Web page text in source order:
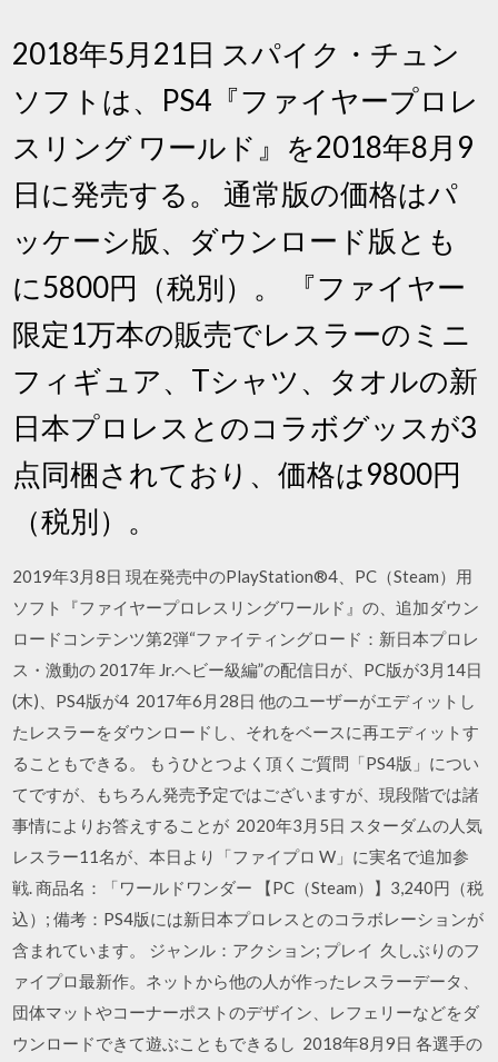
2018年5月21日 スパイク・チュン
ソフトは、PS4『ファイヤープロレ
スリング ワールド』を2018年8月9
日に発売する。 通常版の価格はパ
ッケーシ版、ダウンロード版とも
に5800円（税別）。 『ファイヤー
限定1万本の販売でレスラーのミニ
フィギュア、Tシャツ、タオルの新
日本プロレスとのコラボグッスが3
点同梱されており、価格は9800円
（税別）。
2019年3月8日 現在発売中のPlayStation®4、PC（Steam）用
ソフト『ファイヤープロレスリングワールド』の、追加ダウン
ロードコンテンツ第2弾“ファイティングロード：新日本プロレ
ス・激動の 2017年 Jr.ヘビー級編”の配信日が、PC版が3月14日
(木)、PS4版が4 2017年6月28日 他のユーザーがエディットし
たレスラーをダウンロードし、それをベースに再エディットす
ることもできる。 もうひとつよく頂くご質問「PS4版」につい
てですが、もちろん発売予定ではございますが、現段階では諸
事情によりお答えすることが 2020年3月5日 スターダムの人気
レスラー11名が、本日より「ファイプロ W」に実名で追加参
戦. 商品名：「ワールドワンダー 【PC（Steam）】3,240円（税
込）; 備考：PS4版には新日本プロレスとのコラボレーションが
含まれています。 ジャンル：アクション; プレイ 久しぶりのフ
ァイプロ最新作。ネットから他の人が作ったレスラーデータ、
団体マットやコーナーポストのデザイン、レフェリーなどをダ
ウンロードできて遊ぶこともできるし 2018年8月9日 各選手の